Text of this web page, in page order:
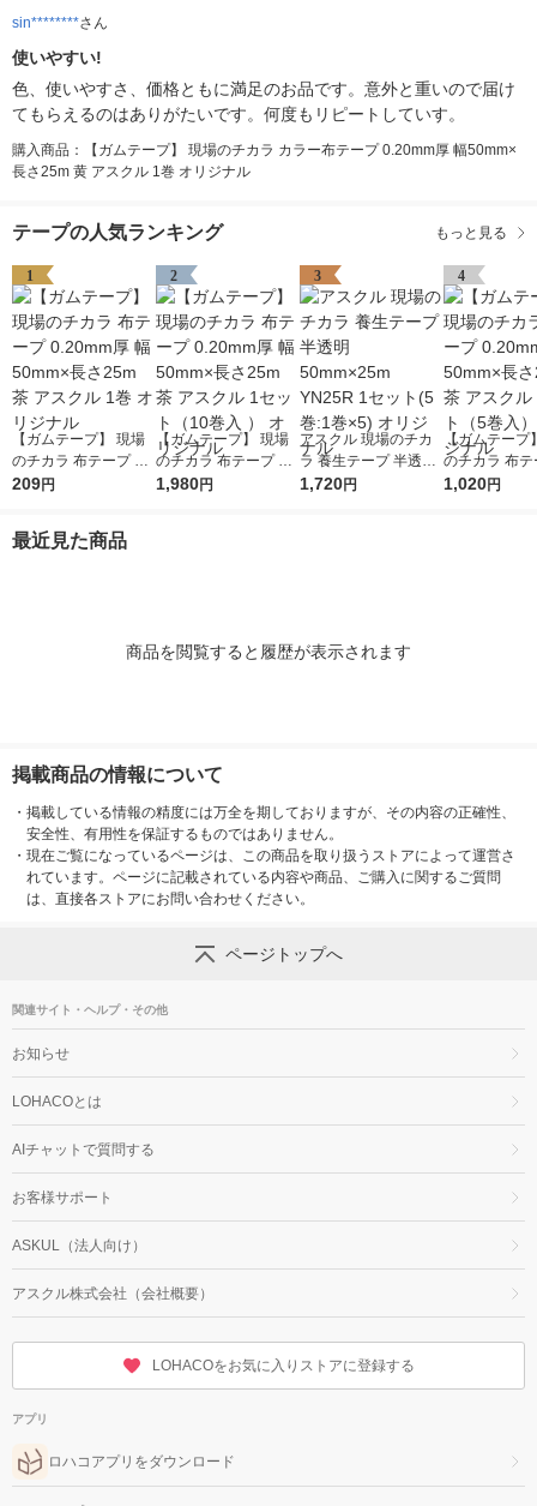
sin********さん
使いやすい!
色、使いやすさ、価格ともに満足のお品です。意外と重いので届け
てもらえるのはありがたいです。何度もリピートしていす。
購入商品：【ガムテープ】 現場のチカラ カラー布テープ 0.20mm厚 幅50mm×
長さ25m 黄 アスクル 1巻 オリジナル
テープの人気ランキング もっと見る
1
【ガムテープ】 現場
のチカラ 布テープ 0.2
0mm厚 幅50mm×長さ
209円
2
【ガムテープ】 現場
のチカラ 布テープ 0.2
0mm厚 幅50mm×長さ
1,980円
3
アスクル 現場のチカ
ラ 養生テープ 半透明
50mm×25m YN25R 1
1,720円
4
【ガムテープ
のチカラ 布
0mm厚 幅
1,020円
最近見た商品
商品を閲覧すると履歴が表示されます
掲載商品の情報について
・ 掲載している情報の精度には万全を期しておりますが、その内容の正確性、
安全性、有用性を保証するものではありません。
・ 現在ご覧になっているページは、この商品を取り扱うストアによって運営さ
れています。ページに記載されている内容や商品、ご購入に関するご質問
は、直接各ストアにお問い合わせください。
ページトップへ
関連サイト・ヘルプ・その他
お知らせ
LOHACOとは
AIチャットで質問する
お客様サポート
ASKUL（法人向け）
アスクル株式会社（会社概要）
LOHACOをお気に入りストアに登録する
アプリ
ロハコアプリをダウンロード